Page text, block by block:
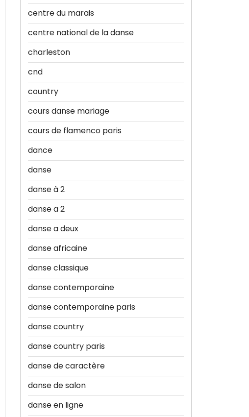
centre du marais
centre national de la danse
charleston
cnd
country
cours danse mariage
cours de flamenco paris
dance
danse
danse à 2
danse a 2
danse a deux
danse africaine
danse classique
danse contemporaine
danse contemporaine paris
danse country
danse country paris
danse de caractère
danse de salon
danse en ligne